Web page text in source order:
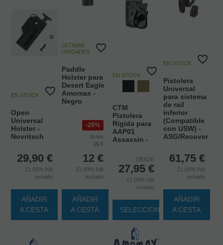
EN STOCK
Open
Universal
Holster -
Novritsch
29,90 €
21.00% IVA
incluido
AÑADIR
A CESTA
ÚLTIMAS
UNIDADES
Paddle
Holster para
Desert Eagle
Amomax -
Negro
20%
Antes
15 €
12 €
21.00% IVA
incluido
AÑADIR
A CESTA
EN STOCK
CTM
Pistolera
Rigida para
AAP01
Assassin -
DESDE
27,95 €
21.00% IVA
incluido
SELECCIONAR
EN STOCK
Pistolera
Universal
para sistema
de rail
inferior
(Compatible
con USW) -
ASG/Recover
61,75 €
21.00% IVA
incluido
AÑADIR
A CESTA